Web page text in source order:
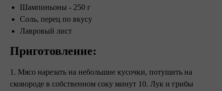
Шампиньоны - 250 г
Соль, перец по вкусу
Лавровый лист
Приготовление:
1. Мясо нарезать на небольшие кусочки, потушить на
сковороде в собственном соку минут 10. Лук и грибы